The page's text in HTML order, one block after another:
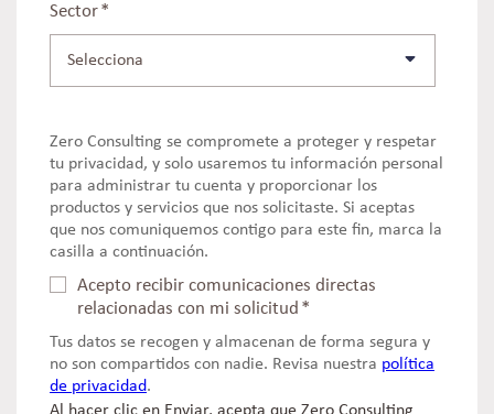
Sector*
Zero Consulting se compromete a proteger y respetar
tu privacidad, y solo usaremos tu información personal
para administrar tu cuenta y proporcionar los
productos y servicios que nos solicitaste. Si aceptas
que nos comuniquemos contigo para este fin, marca la
casilla a continuación.
Acepto recibir comunicaciones directas
relacionadas con mi solicitud *
Tus datos se recogen y almacenan de forma segura y
no son compartidos con nadie. Revisa nuestra política
de privacidad.